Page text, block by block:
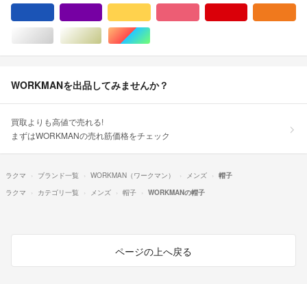
シルバー/銀色系ゴールド/金色系マルチカラー
WORKMANを出品してみませんか？
買取よりも高値で売れる!
まずはWORKMANの売れ筋価格をチェック
ラクマ ブランド一覧 WORKMAN（ワークマン） メンズ
帽子
ラクマ
カテゴリ一覧 メンズ 帽子 WORKMANの帽子
ページの上へ戻る